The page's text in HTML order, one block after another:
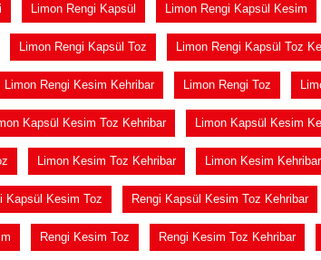
Limon Rengi Kapsül Limon Rengi Kapsül Kesim
Limon Rengi Kapsül Toz Limon Rengi Kapsül Toz
Limon Rengi Kesim Kehribar Limon Rengi Toz
Kapsül Kesim Toz Kehribar Limon Kapsül Kesim
Limon Kesim Toz Kehribar Limon Kesim Kehribar
Kapsül Kesim Toz Rengi Kapsül Kesim Toz Kehribar
Rengi Kesim Toz Rengi Kesim Toz Kehribar